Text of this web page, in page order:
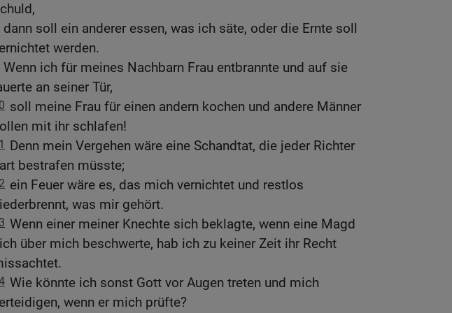
dann soll ein anderer essen, was ich säte, oder die Ernte soll
werden.
Wenn ich für meines Nachbarn Frau entbrannte und auf sie
an seiner Tür,
soll meine Frau für einen andern kochen und andere Männer
mit ihr schlafen!
Denn mein Vergehen wäre eine Schandtat, die jeder Richter
bestrafen müsste;
ein Feuer wäre es, das mich vernichtet und restlos
was mir gehört.
Wenn einer meiner Knechte sich beklagte, wenn eine Magd
über mich beschwerte, hab ich zu keiner Zeit ihr Recht
Wie könnte ich sonst Gott vor Augen treten und mich
wenn er mich prüfte?